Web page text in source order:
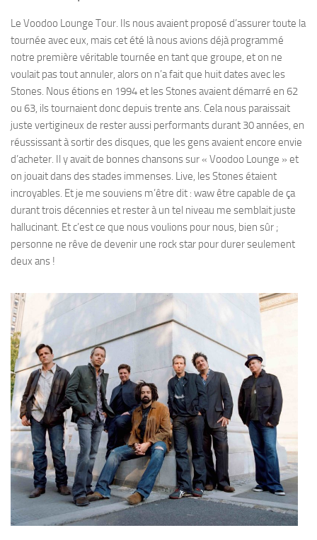
Le Voodoo Lounge Tour. Ils nous avaient proposé d’assurer toute la
tournée avec eux, mais cet été là nous avions déjà programmé
notre première véritable tournée en tant que groupe, et on ne
voulait pas tout annuler, alors on n’a fait que huit dates avec les
Stones. Nous étions en 1994 et les Stones avaient démarré en 62
ou 63, ils tournaient donc depuis trente ans. Cela nous paraissait
juste vertigineux de rester aussi performants durant 30 années, en
réussissant à sortir des disques, que les gens avaient encore envie
d’acheter. Il y avait de bonnes chansons sur « Voodoo Lounge » et
on jouait dans des stades immenses. Live, les Stones étaient
incroyables. Et je me souviens m’être dit : waw être capable de ça
durant trois décennies et rester à un tel niveau me semblait juste
hallucinant. Et c’est ce que nous voulions pour nous, bien sûr ;
personne ne rêve de devenir une rock star pour durer seulement
deux ans !